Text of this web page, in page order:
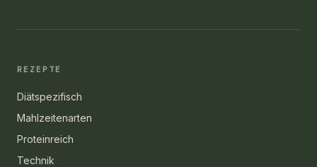
REZEPTE
Diätspezifisch
Mahlzeitenarten
Proteinreich
Technik